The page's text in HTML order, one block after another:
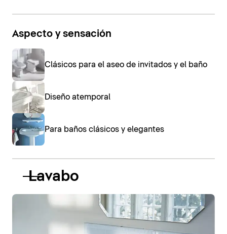
Aspecto y sensación
Clásicos para el aseo de invitados y el baño
Diseño atemporal
Para baños clásicos y elegantes
Lavabo